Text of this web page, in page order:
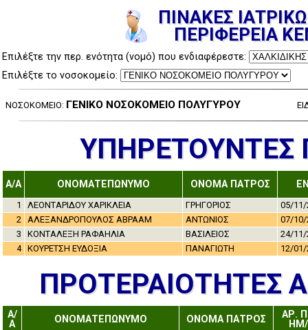
ΠΙΝΑΚΕΣ
ΠΕΡΙΦΕΡΕΙΑ
Επιλέξτε την περ. ενότητα (νομό) που ενδιαφέρεστε:
Επιλέξτε το νοσοκομείο:
ΝΟΣΟΚΟΜΕΙΟ: ΓΕΝΙΚΟ ΝΟΣΟΚΟΜΕΙΟ ΠΟΛΥΓΥΡΟΥ
ΥΠΗΡΕΤΟΥΝΤΕΣ
A/A ΟΝΟΜΑΤΕΠΩΝΥΜΟ ΟΝΟΜΑ ΠΑΤΡΟΣ
1 ΛΕΟΝΤΑΡΙΔΟΥ ΧΑΡΙΚΛΕΙΑ ΓΡΗΓΟΡΙΟΣ
05/11/
2 ΑΛΕΞΑΝΔΡΟΠΟΥΛΟΣ ΑΒΡΑΑΜ ΑΝΤΩΝΙΟΣ
07/10/
3
ΚΟΝΤΑΛΕΞΗ ΡΑΦΑΗΛΙΑ ΒΑΣΙΛΕΙΟΣ
24/11/
4 ΚΟΥΡΕΤΣΗ ΕΥΔΟΞΙΑ ΠΑΝΑΓΙΩΤΗ 12/01/
ΠΡΟΤΕΡΑΙΟΤΗΤΕΣ
Α/
Α
ΟΝΟΜΑΤΕΠΩΝΥΜΟ ΟΝΟΜΑ ΠΑΤΡΟΣ
ΑΡ.
ΗΜ/